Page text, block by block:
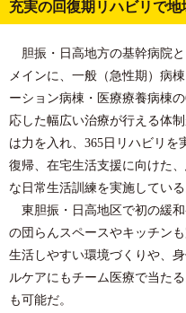
充実の回復期リハビリで
胆振・日高地方の基幹病院
メインに、一般（急性期）病
ーション病棟・医療療養病棟
応した幅広い治療が行える体
は力を入れ、365日リハビリ
復帰、在宅生活支援に向けた
な日常生活訓練を実施している
東胆振・日高地区で初の緩
の団らんスペースやキッチン
生活しやすい環境づくりや、
ルケアにもチーム医療で当た
も可能だ。